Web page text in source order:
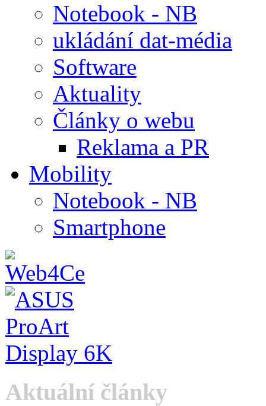
Notebook - NB
ukládání dat-média
Software
Aktuality
Články o webu
Reklama a PR
Mobility
Notebook - NB
Smartphone
Aktuální články